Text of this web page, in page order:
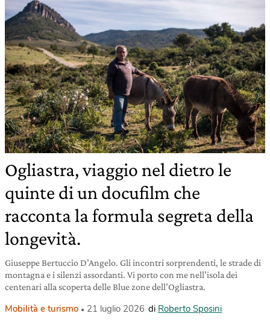
Ogliastra, viaggio nel dietro le
quinte di un docufilm che
racconta la formula segreta della
longevità.
Giuseppe Bertuccio D’Angelo. Gli incontri sorprendenti, le strade di
montagna e i silenzi assordanti. Vi porto con me nell’isola dei
centenari alla scoperta delle Blue zone dell’Ogliastra.
Mobilità e turismo 21 luglio 2026 di Roberto Sposini